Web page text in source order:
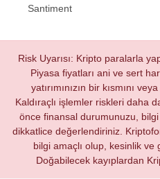
Santiment
Risk Uyarısı: Kripto paralarla
Piyasa fiyatları ani ve sert
yatırımınızın bir kısmını
Kaldıraçlı işlemler riskleri daha
önce finansal durumunuzu, bilgi
dikkatlice değerlendiriniz.
bilgi amaçlı olup, kesinlik
Doğabilecek kayıplardan